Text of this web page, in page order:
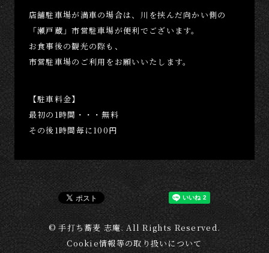
店舗駐車場が満車の場合は、 川を挟んだ向かい側の
「瀬戸蔵」市営駐車場が便利でございます。
お食事後の観光の際も、
市営駐車場のご利用をお願いいたします。
【駐車料金】
最初の1時間・・・無料
その後1時間毎に100円
© 手打ち蕎麦 志庵. All Rights Reserved.
Cookie情報等の取り扱いについて